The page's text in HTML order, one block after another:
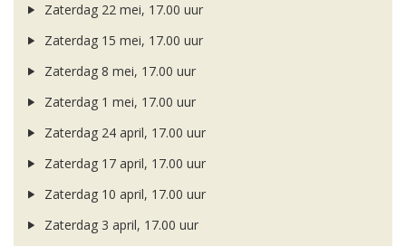
Zaterdag 22 mei, 17.00 uur
Zaterdag 15 mei, 17.00 uur
Zaterdag 8 mei, 17.00 uur
Zaterdag 1 mei, 17.00 uur
Zaterdag 24 april, 17.00 uur
Zaterdag 17 april, 17.00 uur
Zaterdag 10 april, 17.00 uur
Zaterdag 3 april, 17.00 uur